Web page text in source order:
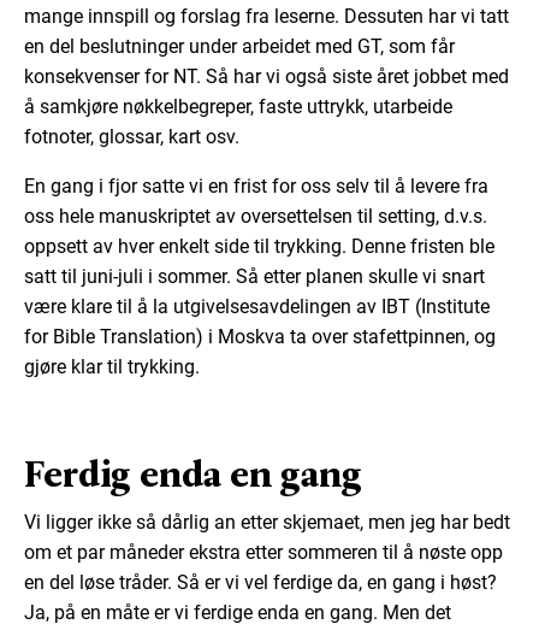
mange innspill og forslag fra leserne. Dessuten har vi tatt
en del beslutninger under arbeidet med GT, som får
konsekvenser for NT. Så har vi også siste året jobbet med
å samkjøre nøkkelbegreper, faste uttrykk, utarbeide
fotnoter, glossar, kart osv.
En gang i fjor satte vi en frist for oss selv til å levere fra
oss hele manuskriptet av oversettelsen til setting, d.v.s.
oppsett av hver enkelt side til trykking. Denne fristen ble
satt til juni-juli i sommer. Så etter planen skulle vi snart
være klare til å la utgivelsesavdelingen av IBT (Institute
for Bible Translation) i Moskva ta over stafettpinnen, og
gjøre klar til trykking.
Ferdig enda en gang
Vi ligger ikke så dårlig an etter skjemaet, men jeg har bedt
om et par måneder ekstra etter sommeren til å nøste opp
en del løse tråder. Så er vi vel ferdige da, en gang i høst?
Ja, på en måte er vi ferdige enda en gang. Men det